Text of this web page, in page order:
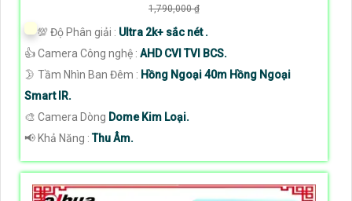
1,790,000 ₫
💯 Độ Phân giải : Ultra 2k+ sắc nét .
👍 Camera Công nghệ : AHD CVI TVI BCS.
🌛 Tầm Nhìn Ban Đêm : Hồng Ngoại 40m Hồng Ngoại
Smart IR.
🎨 Camera Dòng Dome Kim Loại.
️📢 Khả Năng :Thu Âm.